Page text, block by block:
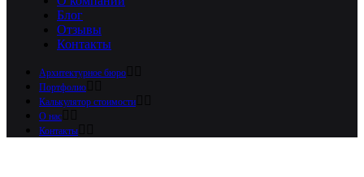
Блог
Отзывы
Контакты
Архитектурное бюро
Портфолио
Калькулятор стоимости
О нас
Контакты